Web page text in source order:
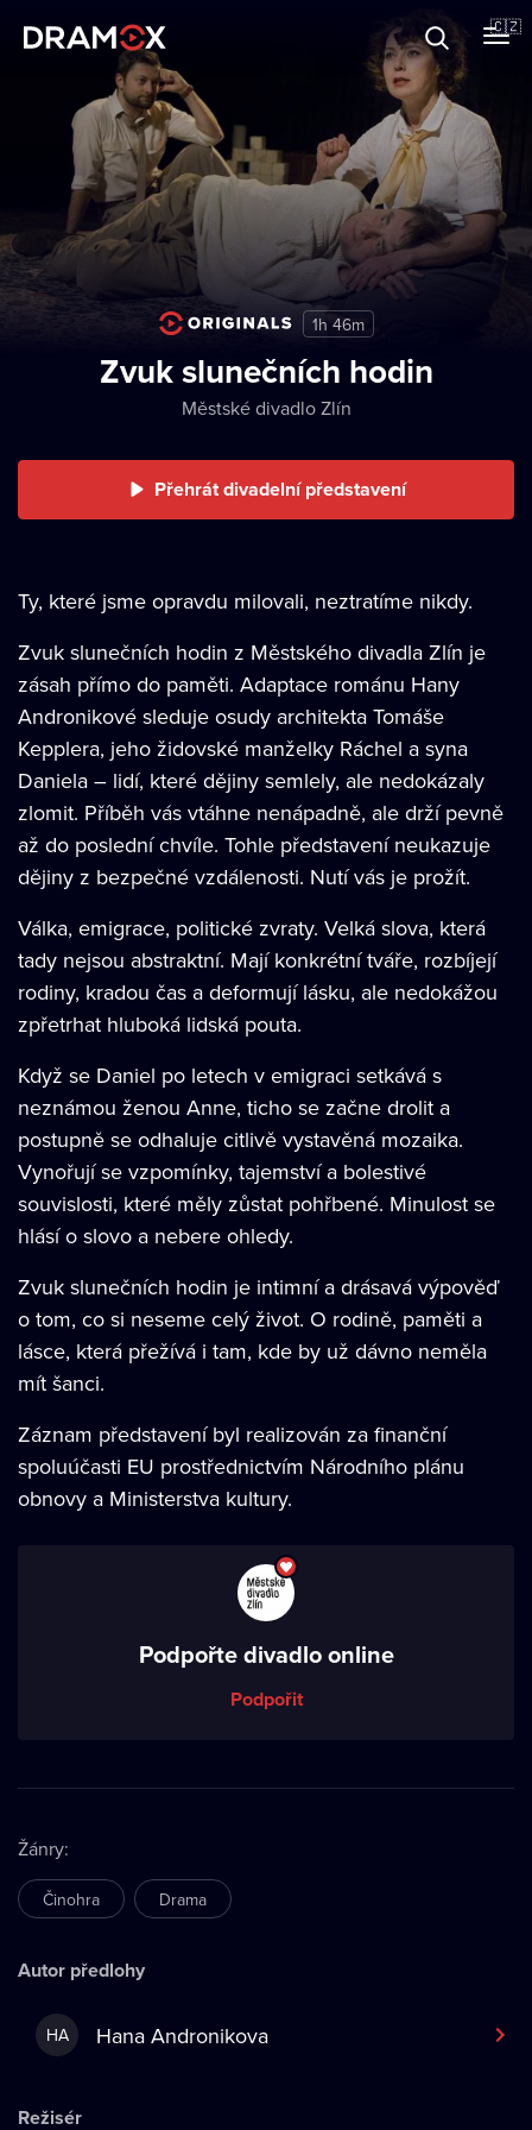
🇨🇿
Dárkové poukazy
Registrujte se
1h 46m
Zvuk slunečních hodin
Městské divadlo Zlín
Přehrát divadelní představení
Ty, které jsme opravdu milovali, neztratíme nikdy.
Zvuk slunečních hodin z Městského divadla Zlín je
zásah přímo do paměti. Adaptace románu Hany
Andronikové sleduje osudy architekta Tomáše
Kepplera, jeho židovské manželky Ráchel a syna
Daniela – lidí, které dějiny semlely, ale nedokázaly
zlomit. Příběh vás vtáhne nenápadně, ale drží pevně
až do poslední chvíle. Tohle představení neukazuje
dějiny z bezpečné vzdálenosti. Nutí vás je prožít.
Válka, emigrace, politické zvraty. Velká slova, která
tady nejsou abstraktní. Mají konkrétní tváře, rozbíjejí
rodiny, kradou čas a deformují lásku, ale nedokážou
zpřetrhat hluboká lidská pouta.
Když se Daniel po letech v emigraci setkává s
neznámou ženou Anne, ticho se začne drolit a
postupně se odhaluje citlivě vystavěná mozaika.
Vynořují se vzpomínky, tajemství a bolestivé
souvislosti, které měly zůstat pohřbené. Minulost se
hlásí o slovo a nebere ohledy.
Zvuk slunečních hodin je intimní a drásavá výpověď
o tom, co si neseme celý život. O rodině, paměti a
lásce, která přežívá i tam, kde by už dávno neměla
mít šanci.
Záznam představení byl realizován za finanční
spoluúčasti EU prostřednictvím Národního plánu
obnovy a Ministerstva kultury.
Podpořte divadlo online
Podpořit
Žánry:
Činohra Drama
Autor předlohy
HA Hana Andronikova
Režisér